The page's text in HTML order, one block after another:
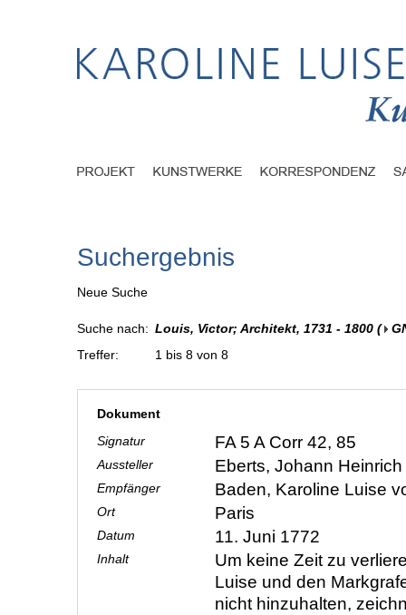
Suchergebnis
Neue Suche
Suche nach: Louis, Victor; Architekt, 1731 - 1800 (
Treffer:
1 bis 8 von 8
Dokument
Signatur
FA 5 A Corr 42, 85
Aussteller Eberts, Johann Heinrich
Empfänger Baden, Karoline Luise
Ort Paris
Datum 11. Juni 1772
Inhalt
Um keine Zeit zu
Luise und den
nicht hinzuhalten,